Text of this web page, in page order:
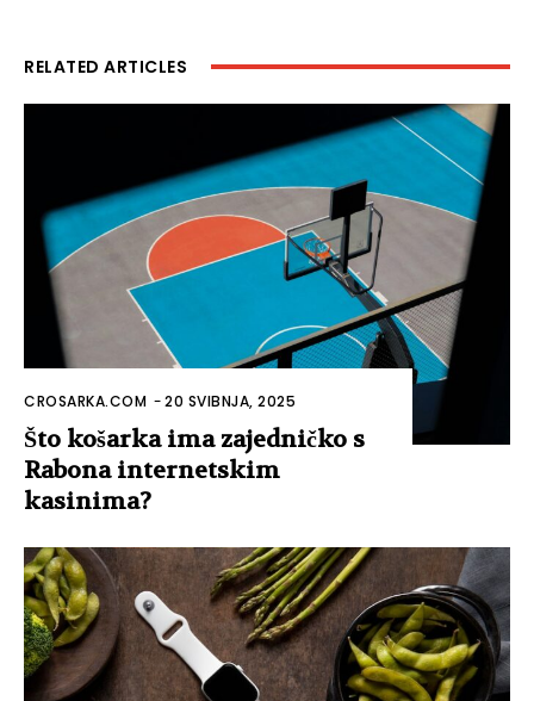
RELATED ARTICLES
CROSARKA.COM -20 SVIBNJA, 2025
Što košarka ima zajedničko s
Rabona internetskim
kasinima?